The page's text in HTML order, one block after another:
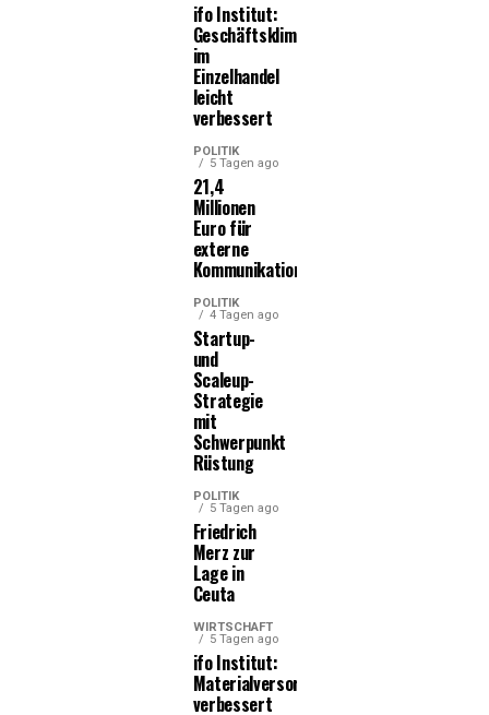
ifo Institut:
Geschäftsklima
im
Einzelhandel
leicht
verbessert
POLITIK
5 Tagen ago
21,4
Millionen
Euro für
externe
Kommunikationsleistungen
POLITIK
4 Tagen ago
Startup-
und
Scaleup-
Strategie
mit
Schwerpunkt
Rüstung
POLITIK
5 Tagen ago
Friedrich
Merz zur
Lage in
Ceuta
WIRTSCHAFT
5 Tagen ago
ifo Institut:
Materialversorgung
verbessert